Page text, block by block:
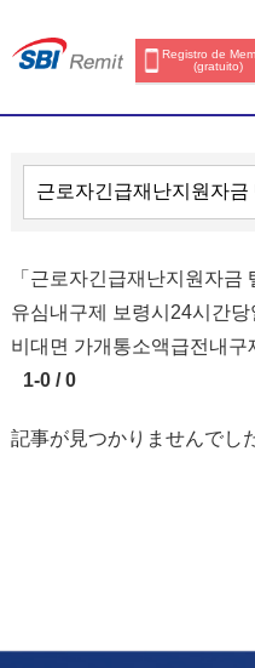
Registro de
(gratuito)
「근로자긴급재난지원자
유심내구제 보령시24시간
비대면 가개통소액급전내구
1-0 / 0
記事が見つかりませんでし